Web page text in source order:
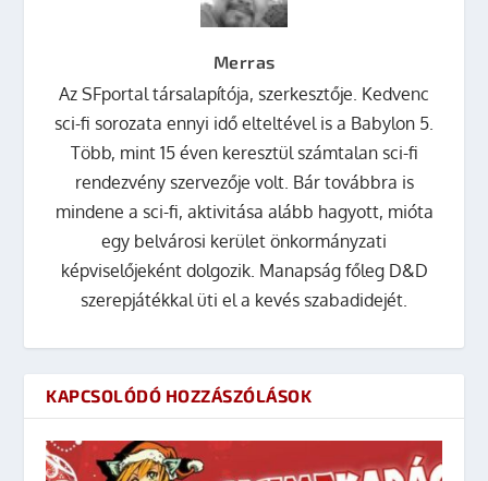
Merras
Az SFportal társalapítója, szerkesztője. Kedvenc
sci-fi sorozata ennyi idő elteltével is a Babylon 5.
Több, mint 15 éven keresztül számtalan sci-fi
rendezvény szervezője volt. Bár továbbra is
mindene a sci-fi, aktivitása alább hagyott, mióta
egy belvárosi kerület önkormányzati
képviselőjeként dolgozik. Manapság főleg D&D
szerepjátékkal üti el a kevés szabadidejét.
KAPCSOLÓDÓ HOZZÁSZÓLÁSOK